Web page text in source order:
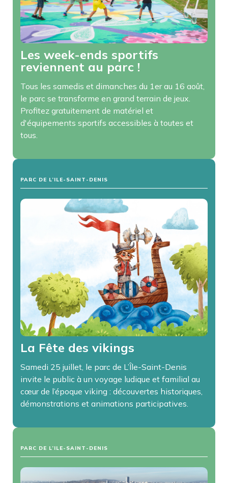
Les week-ends sportifs
reviennent au parc !
Tous les samedis et dimanches du 1er au 16 août,
le parc se transforme en grand terrain de jeux.
Profitez gratuitement de matériel et
d'équipements sportifs accessibles à toutes et
tous.
PARC DE L’ILE-SAINT-DENIS
La Fête des vikings
Samedi 25 juillet, le parc de L’Île-Saint-Denis
invite le public à un voyage ludique et familial au
cœur de l’époque viking : découvertes historiques,
démonstrations et animations participatives.
PARC DE L’ILE-SAINT-DENIS